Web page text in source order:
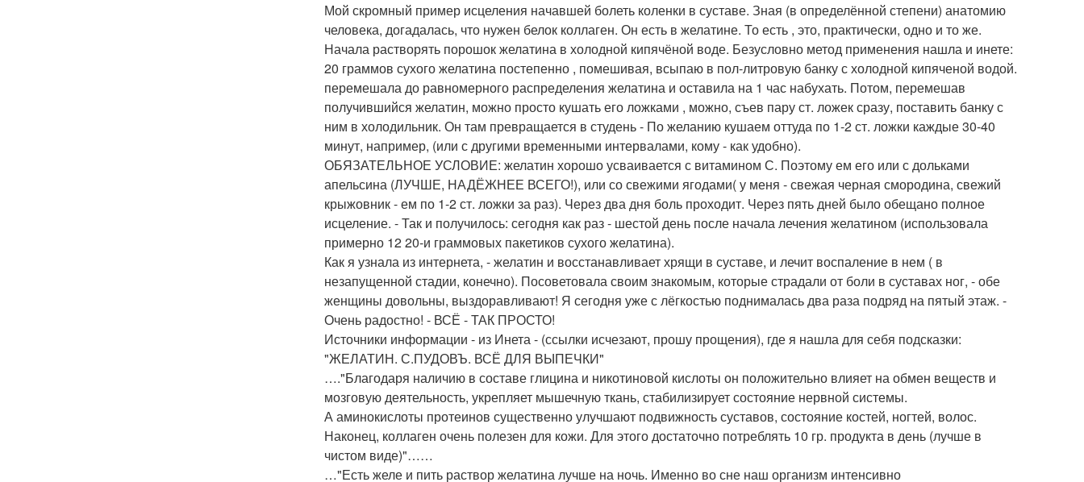
Мой скромный пример исцеления начавшей болеть коленки в суставе. Зная (в определённой степени) анатомию
человека, догадалась, что нужен белок коллаген. Он есть в желатине. То есть , это, практически, одно и то же.
Начала растворять порошок желатина в холодной кипячёной воде. Безусловно метод применения нашла и инете:
20 граммов сухого желатина постепенно , помешивая, всыпаю в пол-литровую банку с холодной кипяченой водой.
перемешала до равномерного распределения желатина и оставила на 1 час набухать. Потом, перемешав
получившийся желатин, можно просто кушать его ложками , можно, съев пару ст. ложек сразу, поставить банку с
ним в холодильник. Он там превращается в студень - По желанию кушаем оттуда по 1-2 ст. ложки каждые 30-40
минут, например, (или с другими временными интервалами, кому - как удобно).
ОБЯЗАТЕЛЬНОЕ УСЛОВИЕ: желатин хорошо усваивается с витамином С. Поэтому ем его или с дольками
апельсина (ЛУЧШЕ, НАДЁЖНЕЕ ВСЕГО!), или со свежими ягодами( у меня - свежая черная смородина, свежий
крыжовник - ем по 1-2 ст. ложки за раз). Через два дня боль проходит. Через пять дней было обещано полное
исцеление. - Так и получилось: сегодня как раз - шестой день после начала лечения желатином (использовала
примерно 12 20-и граммовых пакетиков сухого желатина).
Как я узнала из интернета, - желатин и восстанавливает хрящи в суставе, и лечит воспаление в нем ( в
незапущенной стадии, конечно). Посоветовала своим знакомым, которые страдали от боли в суставах ног, - обе
женщины довольны, выздоравливают! Я сегодня уже с лёгкостью поднималась два раза подряд на пятый этаж. -
Очень радостно! - ВСЁ - ТАК ПРОСТО!
Источники информации - из Инета - (ссылки исчезают, прошу прощения), где я нашла для себя подсказки:
"ЖЕЛАТИН. С.ПУДОВЪ. ВСЁ ДЛЯ ВЫПЕЧКИ"
…."Благодаря наличию в составе глицина и никотиновой кислоты он положительно влияет на обмен веществ и
мозговую деятельность, укрепляет мышечную ткань, стабилизирует состояние нервной системы.
А аминокислоты протеинов существенно улучшают подвижность суставов, состояние костей, ногтей, волос.
Наконец, коллаген очень полезен для кожи. Для этого достаточно потреблять 10 гр. продукта в день (лучше в
чистом виде)"……
…"Есть желе и пить раствор желатина лучше на ночь. Именно во сне наш организм интенсивно